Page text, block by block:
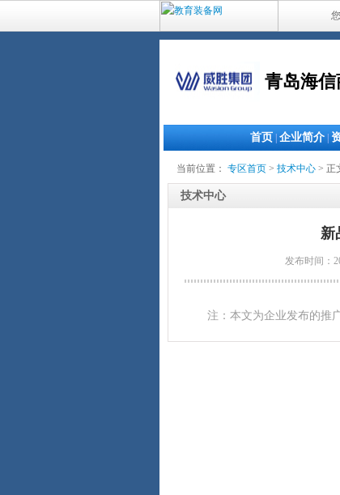
青岛海信
首页 企业简介
当前位置： 专区首页 > 技术中心 > 正
技术中心
新
发布时间：
注：本文为企业发布的推